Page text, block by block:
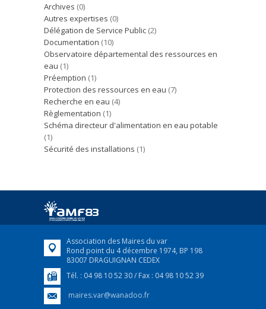
Archives (0)
Autres expertises (0)
Délégation de Service Public (2)
Documentation (10)
Observatoire départemental des ressources en
eau (1)
Préemption (1)
Protection des ressources en eau (7)
Recherche en eau (4)
Règlementation (1)
Schéma directeur d'alimentation en eau potable
(1)
Sécurité des installations (1)
Association des Maires du var
Rond point du 4 décembre 1974, BP 198
83007 DRAGUIGNAN CEDEX
Tél. : 04 98 10 52 30 / Fax : 04 98 10 52 39
maires.var@wanadoo.fr